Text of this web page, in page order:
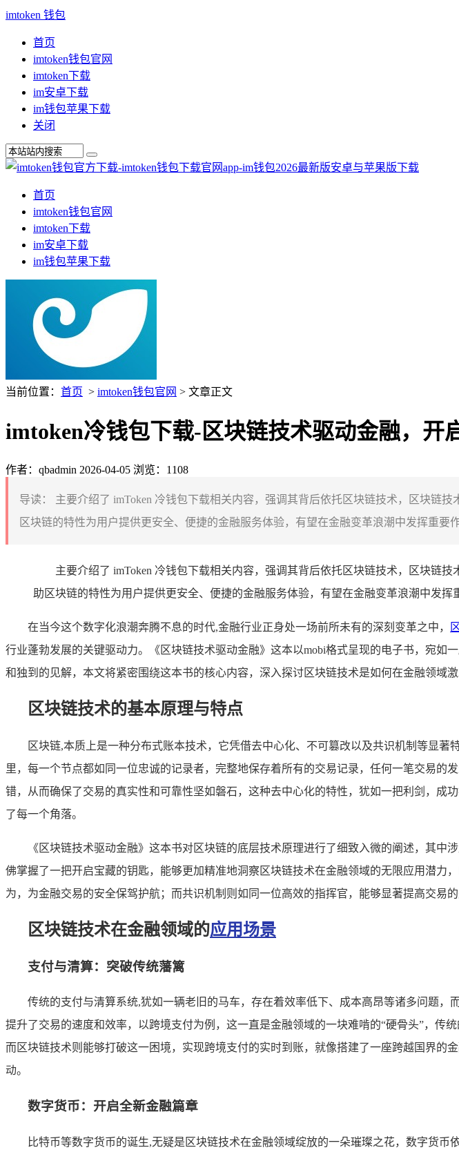
imtoken 钱包
首页
imtoken钱包官网
imtoken下载
im安卓下载
im钱包苹果下载
关闭
首页
imtoken钱包官网
imtoken下载
im安卓下载
im钱包苹果下载
当前位置： 首页 > imtoken钱包官网 > 文章正文
imtoken冷钱包下载-区块链技术驱动金融，开
作者：qbadmin 2026-04-05 浏览：1108
导读：
主要介绍了 imToken 冷钱包下载相关内容，强调其背后依托区块链技术，区块链
区块链的特性为用户提供更安全、便捷的金融服务体验，有望在金融变革浪潮中发挥重要
主要介绍了 imToken 冷钱包下载相关内容，强调其背后依托区块链技术，区块链
助区块链的特性为用户提供更安全、便捷的金融服务体验，有望在金融变革浪潮中发挥
在当今这个数字化浪潮奔腾不息的时代,金融行业正身处一场前所未有的深刻变革之中，
行业蓬勃发展的关键驱动力。《区块链技术驱动金融》这本以mobi格式呈现的电子书，宛
和独到的见解，本文将紧密围绕这本书的核心内容，深入探讨区块链技术是如何在金融领域激
区块链技术的基本原理与特点
区块链,本质上是一种分布式账本技术，它凭借去中心化、不可篡改以及共识机制等显
里，每一个节点都如同一位忠诚的记录者，完整地保存着所有的交易记录，任何一笔交易
错，从而确保了交易的真实性和可靠性坚如磐石，这种去中心化的特性，犹如一把利剑，成
了每一个角落。
《区块链技术驱动金融》这本书对区块链的底层技术原理进行了细致入微的阐述，其
佛掌握了一把开启宝藏的钥匙，能够更加精准地洞察区块链技术在金融领域的无限应用潜
为，为金融交易的安全保驾护航；而共识机制则如同一位高效的指挥官，能够显著提高交易
区块链技术在金融领域的应用场景
支付与清算：突破传统藩篱
传统的支付与清算系统,犹如一辆老旧的马车，存在着效率低下、成本高昂等诸多问题
提升了交易的速度和效率，以跨境支付为例，这一直是金融领域的一块难啃的“硬骨头”，传
而区块链技术则能够打破这一困境，实现跨境支付的实时到账，就像搭建了一座跨越国界
动。
数字货币：开启全新金融篇章
比特币等数字货币的诞生,无疑是区块链技术在金融领域绽放的一朵璀璨之花，数字货